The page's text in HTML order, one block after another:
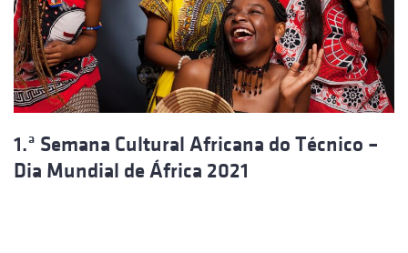
1.ª Semana Cultural Africana do Técnico –
Dia Mundial de África 2021